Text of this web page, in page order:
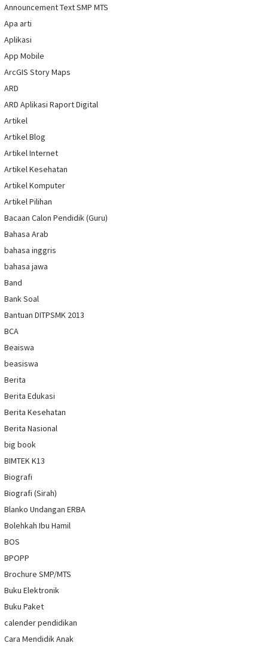
Announcement Text SMP MTS
Apa arti
Aplikasi
App Mobile
ArcGIS Story Maps
ARD
ARD Aplikasi Raport Digital
Artikel
Artikel Blog
Artikel Internet
Artikel Kesehatan
Artikel Komputer
Artikel Pilihan
Bacaan Calon Pendidik (Guru)
Bahasa Arab
bahasa inggris
bahasa jawa
Band
Bank Soal
Bantuan DITPSMK 2013
BCA
Beaiswa
beasiswa
Berita
Berita Edukasi
Berita Kesehatan
Berita Nasional
big book
BIMTEK K13
Biografi
Biografi (Sirah)
Blanko Undangan ERBA
Bolehkah Ibu Hamil
BOS
BPOPP
Brochure SMP/MTS
Buku Elektronik
Buku Paket
calender pendidikan
Cara Mendidik Anak